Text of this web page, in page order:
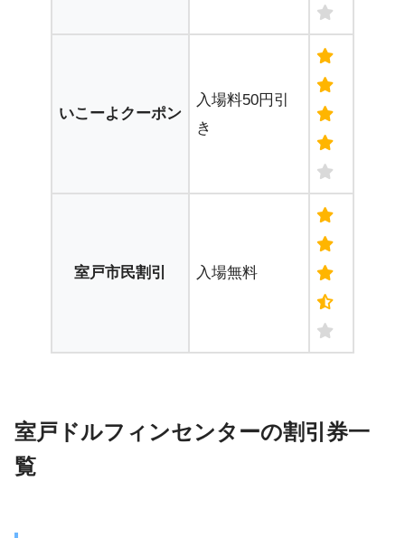
いこーよクーポン
入場料50円引
き
室戸市民割引 入場無料
室戸ドルフィンセンターの割引券一
覧